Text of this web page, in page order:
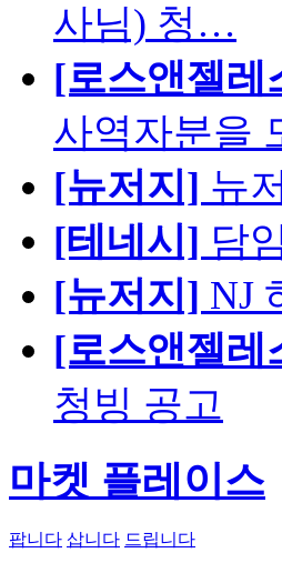
사님) 청…
[로스앤젤레
사역자분을
[뉴저지] 뉴
[테네시] 담
[뉴저지] NJ
[로스앤젤레
청빙 공고
마켓 플레이스
팝니다 삽니다 드립니다